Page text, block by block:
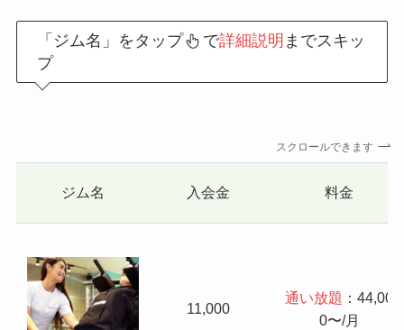
「ジム名」をタップ で詳細説明 までスキッ
プ
スクロールできます
ジム名 入会金 料金
11,000
通い放題 ：44,00
0〜/月